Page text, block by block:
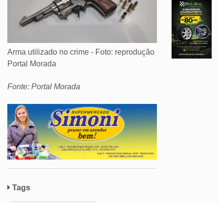
Arma utilizado no crime - Foto: reprodução
Portal Morada
Fonte: Portal Morada
Tags